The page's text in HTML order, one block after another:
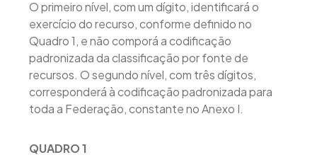
O primeiro nível, com um dígito, identificará o
exercício do recurso, conforme definido no
Quadro 1, e não comporá a codificação
padronizada da classificação por fonte de
recursos. O segundo nível, com três dígitos,
corresponderá à codificação padronizada para
toda a Federação, constante no Anexo I.
QUADRO 1